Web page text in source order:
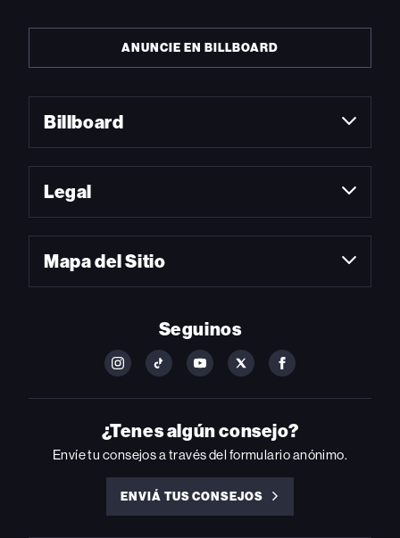
ANUNCIE EN BILLBOARD
Billboard
Legal
Mapa del Sitio
Seguinos
FOLLOW
ON
INSTAGRAM
FOLLOW
ON
YOUTUBE
FOLLOW
ON
YOUTUBE
FOLLOW
ON
FOLLOW
ON
FACEBOOK
¿Tenes algún consejo?
Envíe tu consejos a través del formulario anónimo.
ENVIÁ TUS CONSEJOS
ENVIÁ